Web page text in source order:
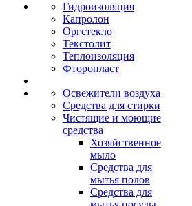
Гидроизоляция
Капролон
Оргстекло
Текстолит
Теплоизоляция
Фторопласт
Освежители воздуха
Средства для стирки
Чистящие и моющие
средства
Хозяйственное
мыло
Средства для
мытья полов
Средства для